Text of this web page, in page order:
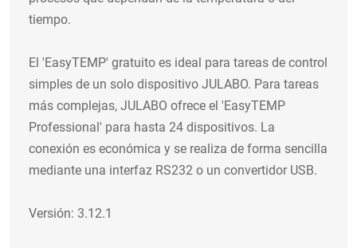
tiempo.
El 'EasyTEMP' gratuito es ideal para tareas de control
simples de un solo dispositivo JULABO. Para tareas
más complejas, JULABO ofrece el 'EasyTEMP
Professional' para hasta 24 dispositivos. La
conexión es económica y se realiza de forma sencilla
mediante una interfaz RS232 o un convertidor USB.
Versión: 3.12.1